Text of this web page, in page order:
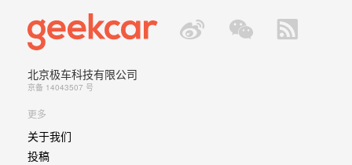
北京极车科技有限公司
京备 14043507 号
更多
关于我们
投稿